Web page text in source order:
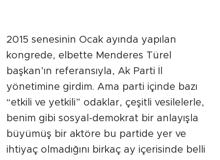
2015 senesinin Ocak ayında yapılan
kongrede, elbette Menderes Türel
başkan’ın referansıyla, Ak Parti İl
yönetimine girdim. Ama parti içinde bazı
“etkili ve yetkili” odaklar, çeşitli vesilelerle,
benim gibi sosyal-demokrat bir anlayışla
büyümüş bir aktöre bu partide yer ve
ihtiyaç olmadığını birkaç ay içerisinde belli